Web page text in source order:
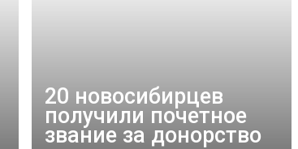
20 новосибирцев
получили почетное
звание за донорство